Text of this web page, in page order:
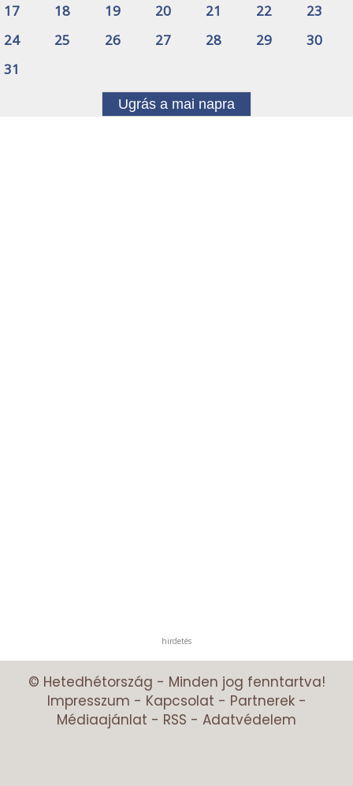
17
18 19 20 21 22
23
24
25 26 27 28 29
30
31
Ugrás a mai napra
hirdetés
© Hetedhétország - Minden jog fenntartva!
Impresszum - Kapcsolat - Partnerek-
Médiaajánlat - RSS - Adatvédelem